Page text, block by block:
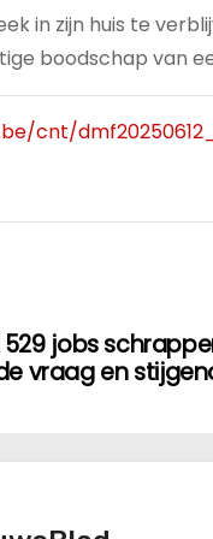
in zijn huis te
boodschap van
cnt/
jobs
vraag en